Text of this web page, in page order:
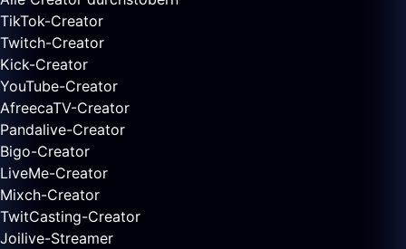
TikTok-Creator
Twitch-Creator
Kick-Creator
YouTube-Creator
AfreecaTV-Creator
Pandalive-Creator
Bigo-Creator
LiveMe-Creator
Mixch-Creator
TwitCasting-Creator
Joilive-Streamer